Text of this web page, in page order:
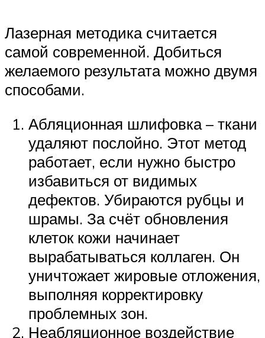
Лазерная методика считается
самой современной. Добиться
желаемого результата можно двумя
способами.
Абляционная шлифовка – ткани
удаляют послойно. Этот метод
работает, если нужно быстро
избавиться от видимых
дефектов. Убираются рубцы и
шрамы. За счёт обновления
клеток кожи начинает
вырабатываться коллаген. Он
уничтожает жировые отложения,
выполняя корректировку
проблемных зон.
Неабляционное воздействие